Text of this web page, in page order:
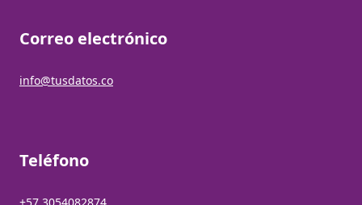
Correo electrónico
info@tusdatos.co
Teléfono